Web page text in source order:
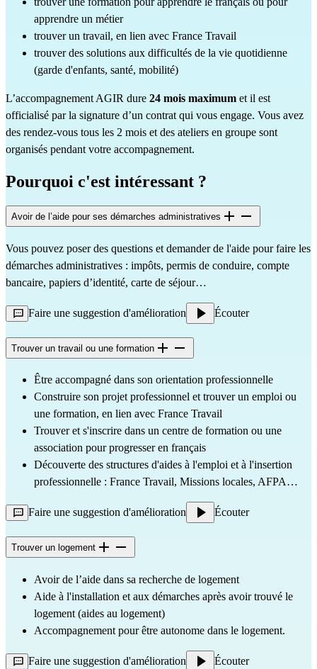
apprendre un métier
trouver un travail, en lien avec France Travail
trouver des solutions aux difficultés de la vie quotidienne
(garde d'enfants, santé, mobilité)
L’accompagnement AGIR dure 24 mois maximum et il est
officialisé par la signature d’un contrat qui vous engage. Vous avez
des rendez-vous tous les 2 mois et des ateliers en groupe sont
organisés pendant votre accompagnement.
Pourquoi c'est intéressant ?
Avoir de l’aide pour ses démarches administratives
Vous pouvez poser des questions et demander de l'aide pour faire les
démarches administratives : impôts, permis de conduire, compte
bancaire, papiers d’identité, carte de séjour…
Faire une suggestion d'amélioration Écouter
Trouver un travail ou une formation
Être accompagné dans son orientation professionnelle
Construire son projet professionnel et trouver un emploi ou
une formation, en lien avec France Travail
Trouver et s'inscrire dans un centre de formation ou une
association pour progresser en français
Découverte des structures d'aides à l'emploi et à l'insertion
professionnelle : France Travail, Missions locales, AFPA…
Faire une suggestion d'amélioration Écouter
Trouver un logement
Avoir de l’aide dans sa recherche de logement
Aide à l'installation et aux démarches après avoir trouvé le
logement (aides au logement)
Accompagnement pour être autonome dans le logement.
Faire une suggestion d'amélioration Écouter